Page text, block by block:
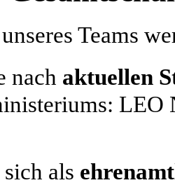
Teams
nach aktuellen
als